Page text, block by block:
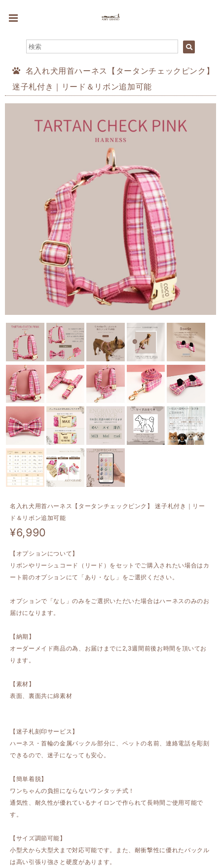
名入れ犬用首ハーネス【タータンチェックピンク】
迷子札付き｜リード＆リボン追加可能
名入れ犬用首ハーネス【タータンチェックピンク】 迷子札付き｜リー
ド＆リボン追加可能
¥6,990
【オプションについて】
リボンやリーシュコード（リード）をセットでご購入されたい場合はカ
ート前のオプションにて「あり・なし」をご選択ください。
オプションで「なし」のみをご選択いただいた場合はハーネスのみのお
届けになります。
【納期】
オーダーメイド商品の為、お届けまでに2,3週間前後お時間を頂いてお
ります。
【素材】
表面、裏面共に綿素材
【迷子札刻印サービス】
ハーネス・首輪の金属バックル部分に、ペットの名前、連絡電話を彫刻
できるので、迷子になっても安心。
【簡単着脱】
ワンちゃんの負担にならないワンタッチ式！
通気性、耐久性が優れているナイロンで作られて長時間ご使用可能で
す。
【サイズ調節可能】
小型犬から大型犬まで対応可能です。また、耐衝撃性に優れたバックル
は高い引張り強さと硬度があります。